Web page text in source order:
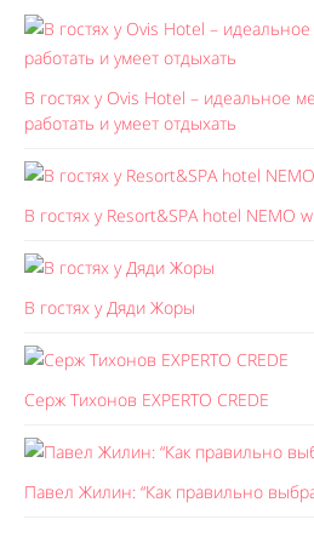
В гостях у Ovis Hotel – идеальное
работать и умеет отдыхать
В гостях у Resort&SPA hotel NEMO
В гостях у Дяди Жоры
Серж Тихонов EXPERTO CREDE
Павел Жилин: “Как правильно